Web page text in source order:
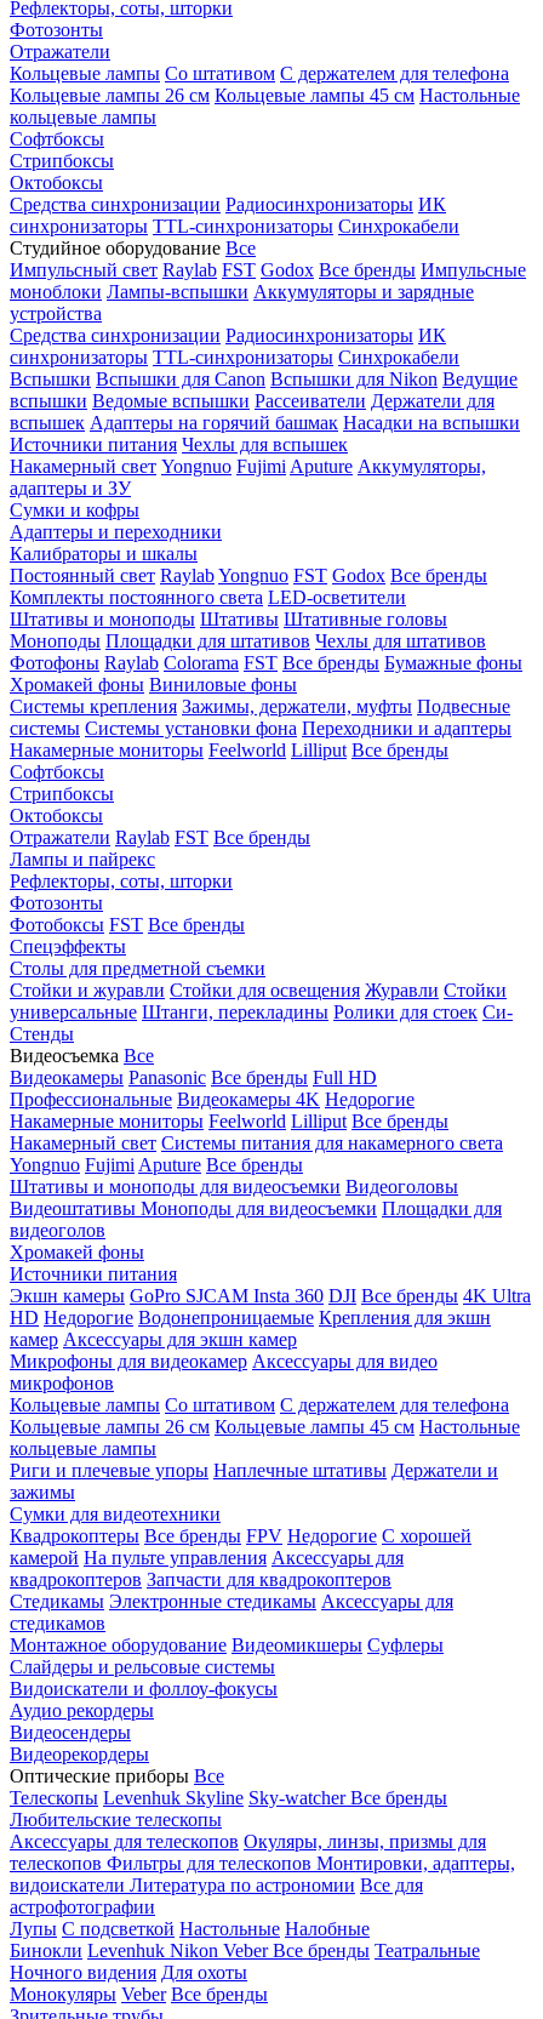
Рефлекторы, соты, шторки
Фотозонты
Отражатели
Кольцевые лампы Со штативом С держателем для телефона
Кольцевые лампы 26 см Кольцевые лампы 45 см Настольные
кольцевые лампы
Софтбоксы
Стрипбоксы
Октобоксы
Средства синхронизации Радиосинхронизаторы ИК
синхронизаторы TTL-синхронизаторы Синхрокабели
Студийное оборудование Все
Импульсный свет Raylab FST Godox Все бренды Импульсные
моноблоки Лампы-вспышки Аккумуляторы и зарядные
устройства
Средства синхронизации Радиосинхронизаторы ИК
синхронизаторы TTL-синхронизаторы Синхрокабели
Вспышки Вспышки для Canon Вспышки для Nikon Ведущие
вспышки Ведомые вспышки Рассеиватели Держатели для
вспышек Адаптеры на горячий башмак Насадки на вспышки
Источники питания Чехлы для вспышек
Накамерный свет Yongnuo Fujimi Aputure Аккумуляторы,
адаптеры и ЗУ
Сумки и кофры
Адаптеры и переходники
Калибраторы и шкалы
Постоянный свет RaylabYongnuo FST Godox Все бренды
Комплекты постоянного света LED-осветители
Штативы и моноподы Штативы Штативные головы
Моноподы Площадки для штативов Чехлы для штативов
Фотофоны Raylab Colorama FST Все бренды Бумажные фоны
Хромакей фоны Виниловые фоны
Системы крепления Зажимы, держатели, муфты Подвесные
системы Системы установки фона Переходники и адаптеры
Накамерные мониторы Feelworld Lilliput Все бренды
Софтбоксы
Стрипбоксы
Октобоксы
Отражатели Raylab FST Все бренды
Лампы и пайрекс
Рефлекторы, соты, шторки
Фотозонты
Фотобоксы FST Все бренды
Спецэффекты
Столы для предметной съемки
Стойки и журавли Стойки для освещения Журавли Стойки
универсальные Штанги, перекладины Ролики для стоек Си-
Стенды
Видеосъемка Все
Видеокамеры Panasonic Все бренды Full HD
Профессиональные Видеокамеры 4K Недорогие
Накамерные мониторы Feelworld Lilliput Все бренды
Накамерный свет Системы питания для накамерного света
Yongnuo Fujimi Aputure Все бренды
Штативы и моноподы для видеосъемки Видеоголовы
Видеоштативы Моноподы для видеосъемки Площадки для
видеоголов
Хромакей фоны
Источники питания
Экшн камеры GoPro SJCAM Insta 360 DJI Все бренды 4K Ultra
HD Недорогие Водонепроницаемые Крепления для экшн
камер Аксессуары для экшн камер
Микрофоны для видеокамер Аксессуары для видео
микрофонов
Кольцевые лампы Со штативом C держателем для телефона
Кольцевые лампы 26 см Кольцевые лампы 45 см Настольные
кольцевые лампы
Риги и плечевые упоры Наплечные штативы Держатели и
зажимы
Сумки для видеотехники
Квадрокоптеры Все бренды FPV Недорогие С хорошей
камерой На пульте управления Аксессуары для
квадрокоптеров Запчасти для квадрокоптеров
Стедикамы Электронные стедикамы Аксессуары для
стедикамов
Монтажное оборудование Видеомикшеры Суфлеры
Слайдеры и рельсовые системы
Видоискатели и фоллоу-фокусы
Аудио рекордеры
Видеосендеры
Видеорекордеры
Оптические приборы Все
Телескопы Levenhuk Skyline Sky-watcherВсе бренды
Любительские телескопы
Аксессуары для телескопов Окуляры, линзы, призмы для
телескопов Фильтры для телескопов Монтировки, адаптеры,
видоискатели Литература по астрономии Все для
астрофотографии
Лупы С подсветкой Настольные Налобные
Бинокли Levenhuk Nikon VeberВсе бренды Театральные
Ночного видения Для охоты
Монокуляры Veber Все бренды